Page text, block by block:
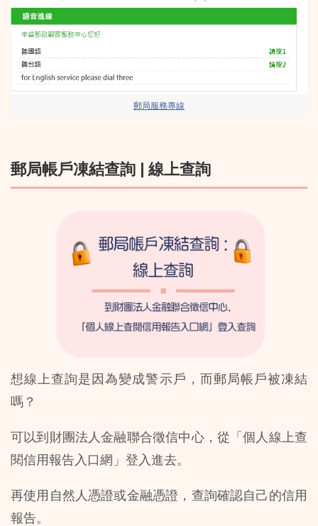
郵局服務專線
郵局帳戶凍結查詢 | 線上查詢
想線上查詢是因為變成警示戶，而郵局帳戶被凍結
嗎？
可以到財團法人金融聯合徵信中心，從「個人線上查
閱信用報告入口網」登入進去。
再使用自然人憑證或金融憑證，查詢確認自己的信用
報告。